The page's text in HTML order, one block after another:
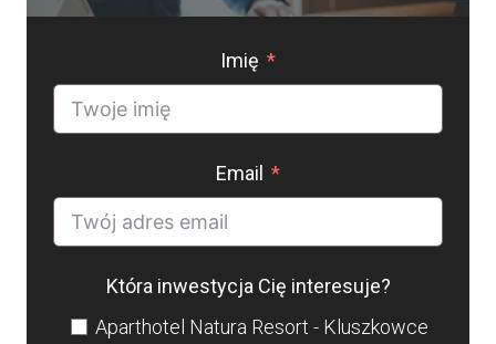
Imię
Email
Która inwestycja Cię interesuje?
Aparthotel Natura Resort - Kluszkowce